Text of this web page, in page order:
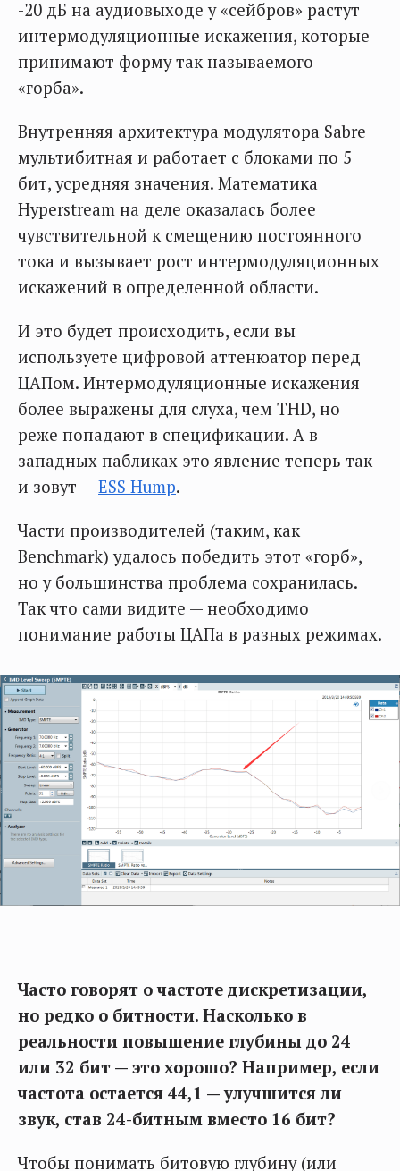
-20 дБ на аудиовыходе у «сейбров» растут
интермодуляционные искажения, которые
принимают форму так называемого
«горба».
Внутренняя архитектура модулятора Sabre
мультибитная и работает с блоками по 5
бит, усредняя значения. Математика
Hyperstream на деле оказалась более
чувствительной к смещению постоянного
тока и вызывает рост интермодуляционных
искажений в определенной области.
И это будет происходить, если вы
используете цифровой аттенюатор перед
ЦАПом. Интермодуляционные искажения
более выражены для слуха, чем THD, но
реже попадают в спецификации. А в
западных пабликах это явление теперь так
и зовут — ESS Hump.
Части производителей (таким, как
Benchmark) удалось победить этот «горб»,
но у большинства проблема сохранилась.
Так что сами видите — необходимо
понимание работы ЦАПа в разных режимах.
Часто говорят о частоте дискретизации,
но редко о битности. Насколько в
реальности повышение глубины до 24
или 32 бит — это хорошо? Например, если
частота остается 44,1 — улучшится ли
звук, став 24-битным вместо 16 бит?
Чтобы понимать битовую глубину (или